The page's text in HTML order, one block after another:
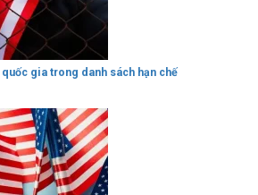
gia trong danh sách hạn chế